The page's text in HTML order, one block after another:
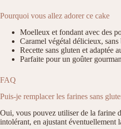
Pourquoi vous allez adorer ce cake
Moelleux et fondant avec des
Caramel végétal délicieux,
Recette sans gluten et adaptée
Parfaite pour un goûter
FAQ
Puis-je remplacer les farines sans
Oui, vous pouvez utiliser de la farine
intolérant, en ajustant éventuellement